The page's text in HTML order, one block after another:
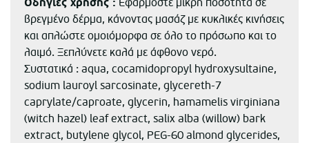
Οδηγίες χρήσης : Εφαρμόστε μικρή ποσότητα σε
βρεγμένο δέρμα, κάνοντας μασάζ με κυκλικές κινήσεις
και απλώστε ομοιόμορφα σε όλο το πρόσωπο και το
λαιμό. Ξεπλύνετε καλά με άφθονο νερό.
Συστατικά : aqua, cocamidopropyl hydroxysultaine,
sodium lauroyl sarcosinate, glycereth-7
caprylate/caproate, glycerin, hamamelis virginiana
(witch hazel) leaf extract, salix alba (willow) bark
extract, butylene glycol, PEG-60 almond glycerides,